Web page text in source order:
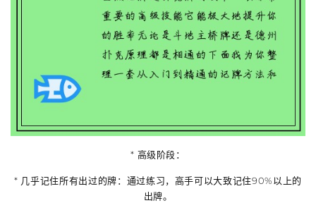
* 高级阶段：
* 几乎记住所有出过的牌：通过练习，高手可以大致记住90%以上的
出牌。